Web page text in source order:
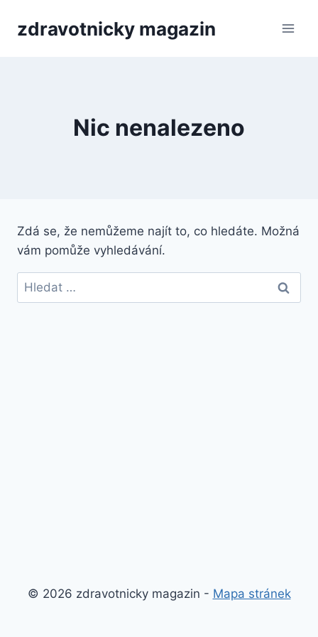
zdravotnicky magazin
Nic nenalezeno
Zdá se, že nemůžeme najít to, co hledáte. Možná
vám pomůže vyhledávání.
Vyhledávání
© 2026 zdravotnicky magazin - Mapa stránek